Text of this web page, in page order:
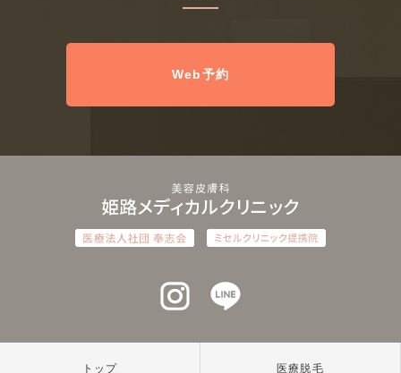
Web予約
インスタグラム
トップ 医療脱毛